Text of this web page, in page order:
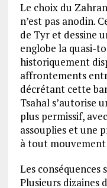
Le choix du
n’est pas anodin.
de Tyr et dessine
englobe la quasi-
historiquement
affrontements
décrétant cette
Tsahal s’autorise
plus permissif,
assouplies et une
à tout
Les conséquences
Plusieurs dizaines